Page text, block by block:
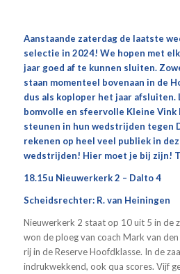
Aanstaande zaterdag de laatste
selectie in 2024! We hopen met
jaar goed af te kunnen sluiten.
staan momenteel bovenaan in de
dus als koploper het jaar afsluiten.
bomvolle en sfeervolle Kleine Vink
steunen in hun wedstrijden tegen
rekenen op heel veel publiek in
wedstrijden! Hier moet je bij zijn!
18.15u Nieuwerkerk 2 – Dalto 4
Scheidsrechter: R. van Heiningen
Nieuwerkerk 2 staat op 10 uit 5 in de
won de ploeg van coach Mark van
rij in de Reserve Hoofdklasse. In de
indrukwekkend, ook qua scores. Vijf